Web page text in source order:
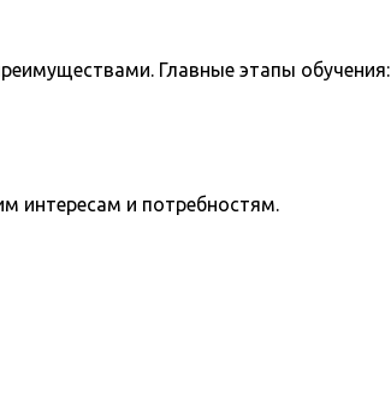
Главные этапы обучения:
интересам и потребностям.